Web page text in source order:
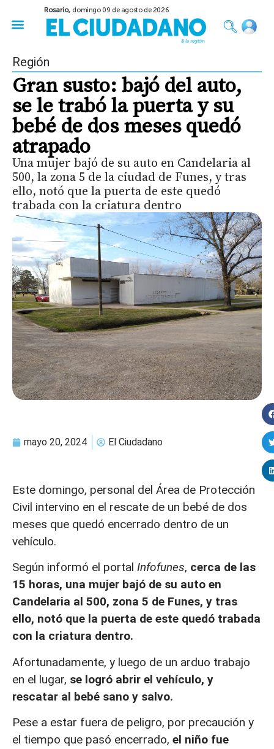
Rosario, domingo 09 de agosto de 2026
Región
Gran susto: bajó del auto,
se le trabó la puerta y su
bebé de dos meses quedó
atrapado
Una mujer bajó de su auto en Candelaria al
500, la zona 5 de la ciudad de Funes, y tras
ello, notó que la puerta de este quedó
trabada con la criatura dentro
mayo 20, 2024 El Ciudadano
Este domingo, personal del Área de Protección
Civil intervino en el rescate de un bebé de dos
meses que quedó encerrado dentro de un
vehículo.
Según informó el portal Infofunes, cerca de las
15 horas, una mujer bajó de su auto en
Candelaria al 500, zona 5 de Funes, y tras
ello, notó que la puerta de este quedó trabada
con la criatura dentro.
Afortunadamente, y luego de un arduo trabajo
en el lugar, se logró abrir el vehículo, y
rescatar al bebé sano y salvo.
Pese a estar fuera de peligro, por precaución y
el tiempo que pasó encerrado, el niño fue